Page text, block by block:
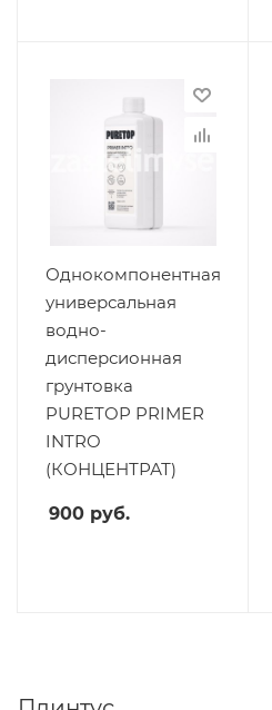
Однокомпонентная
универсальная
водно-
дисперсионная
грунтовка
PURETOP PRIMER
INTRO
(КОНЦЕНТРАТ)
900 руб.